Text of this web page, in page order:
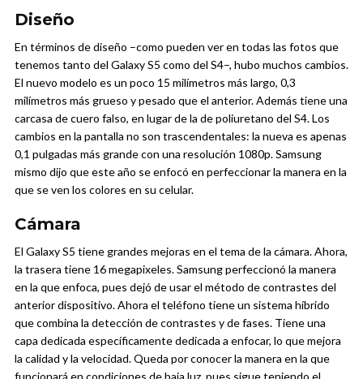
Diseño
En términos de diseño –como pueden ver en todas las fotos que
tenemos tanto del Galaxy S5 como del S4–, hubo muchos cambios.
El nuevo modelo es un poco 15 milímetros más largo, 0,3
milímetros más grueso y pesado que el anterior. Además tiene una
carcasa de cuero falso, en lugar de la de poliuretano del S4. Los
cambios en la pantalla no son trascendentales: la nueva es apenas
0,1 pulgadas más grande con una resolución 1080p. Samsung
mismo dijo que este año se enfocó en perfeccionar la manera en la
que se ven los colores en su celular.
Cámara
El Galaxy S5 tiene grandes mejoras en el tema de la cámara. Ahora,
la trasera tiene 16 megapixeles. Samsung perfeccionó la manera
en la que enfoca, pues dejó de usar el método de contrastes del
anterior dispositivo. Ahora el teléfono tiene un sistema híbrido
que combina la detección de contrastes y de fases. Tiene una
capa dedicada específicamente dedicada a enfocar, lo que mejora
la calidad y la velocidad. Queda por conocer la manera en la que